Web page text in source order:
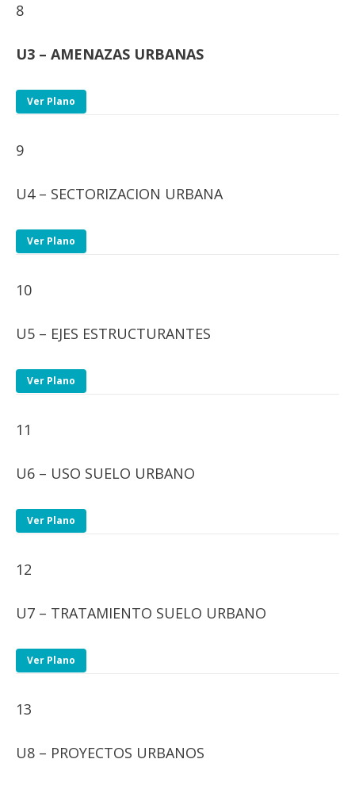
8
U3 – AMENAZAS URBANAS
Ver Plano
9
U4 – SECTORIZACION URBANA
Ver Plano
10
U5 – EJES ESTRUCTURANTES
Ver Plano
11
U6 – USO SUELO URBANO
Ver Plano
12
U7 – TRATAMIENTO SUELO URBANO
Ver Plano
13
U8 – PROYECTOS URBANOS